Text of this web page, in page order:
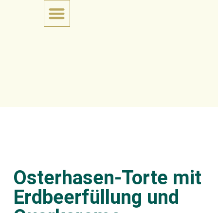
Osterhasen-Torte mit
Erdbeerfüllung und